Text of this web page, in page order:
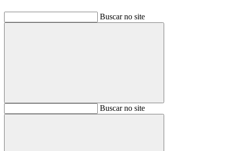
Buscar no site
BuscarBuscar no site